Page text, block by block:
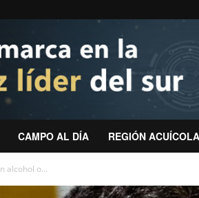
CAMPO AL DÍA REGIÓN ACUÍCOLA
alcohol o...